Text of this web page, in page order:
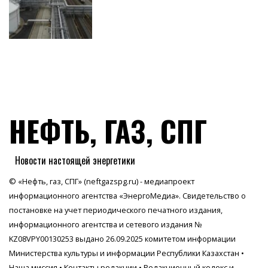
НЕФТЬ, ГАЗ, СПГ
Новости настоящей энергетики
© «Нефть, газ, СПГ» (neftgazspg.ru) - медиапроект
информационного агентства «ЭнергоМедиа». Свидетельство о
постановке на учет периодического печатного издания,
информационного агентства и сетевого издания №
KZ08VPY00130253 выдано 26.09.2025 комитетом информации
Министерства культуры и информации Республики Казахстан •